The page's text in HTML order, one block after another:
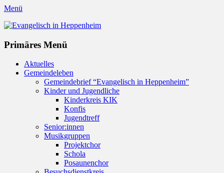
Menü
Evangelisch in Heppenheim
Primäres Menü
Zum
Inhalt
Aktuelles
Gemeindeleben
Gemeindebrief “Evangelisch in Heppenheim”
Kinder und Jugendliche
Kinderkreis KIK
Konfis
Jugendtreff
Senior:innen
Musikgruppen
Projektchor
Schola
Posaunenchor